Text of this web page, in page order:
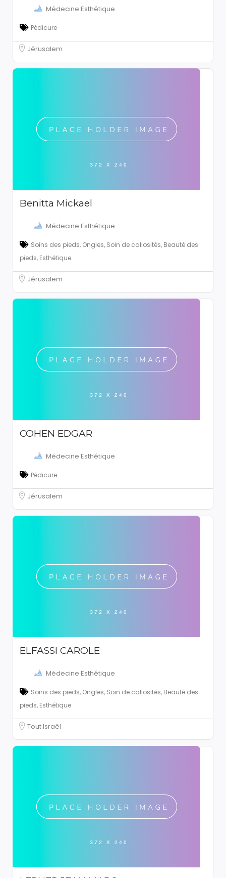
Médecine Esthétique
Pédicure
Jérusalem
Benitta Mickael
Médecine Esthétique
Soins des pieds, Ongles, Soin de callosités, Beauté des
pieds, Esthétique
Jérusalem
COHEN EDGAR
Médecine Esthétique
Pédicure
Jérusalem
ELFASSI CAROLE
Médecine Esthétique
Soins des pieds, Ongles, Soin de callosités, Beauté des
pieds, Esthétique
Tout Israël